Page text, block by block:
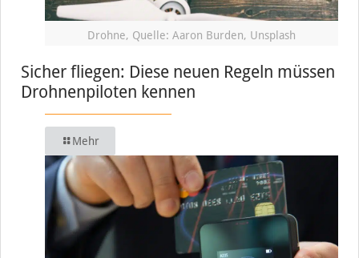
Drohne, Quelle: Aaron Burden, Unsplash
Sicher fliegen: Diese neuen Regeln müssen
Drohnenpiloten kennen
Mehr